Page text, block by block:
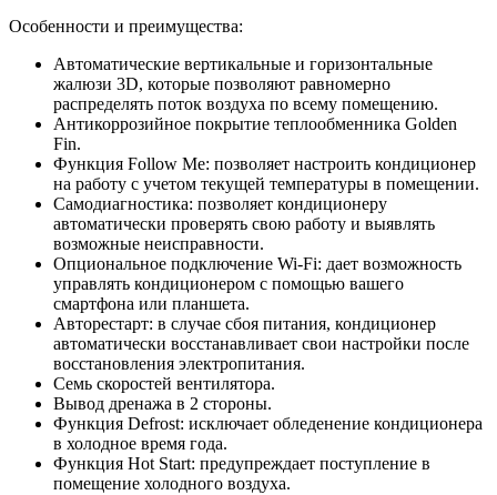
Особенности и преимущества:
Автоматические вертикальные и горизонтальные
жалюзи 3D, которые позволяют равномерно
распределять поток воздуха по всему помещению.
Антикоррозийное покрытие теплообменника Golden
Fin.
Функция Follow Me: позволяет настроить кондиционер
на работу с учетом текущей температуры в помещении.
Самодиагностика: позволяет кондиционеру
автоматически проверять свою работу и выявлять
возможные неисправности.
Опциональное подключение Wi-Fi: дает возможность
управлять кондиционером с помощью вашего
смартфона или планшета.
Авторестарт: в случае сбоя питания, кондиционер
автоматически восстанавливает свои настройки после
восстановления электропитания.
Семь скоростей вентилятора.
Вывод дренажа в 2 стороны.
Функция Defrost: исключает обледенение кондиционера
в холодное время года.
Функция Hot Start: предупреждает поступление в
помещение холодного воздуха.